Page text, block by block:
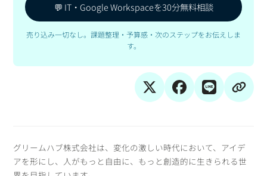
💬 IT・Google Workspaceを30分無料相談
売り込み一切なし。課題整理・予算感・次のステップをお伝えしま
す。
グリームハブ株式会社は、変化の激しい時代において、アイデ
アを形にし、人がもっと自由に、もっと創造的に生きられる世